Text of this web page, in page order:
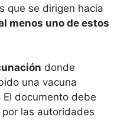
que se dirigen hacia
menos uno de estos
donde
una vacuna
documento debe
las autoridades